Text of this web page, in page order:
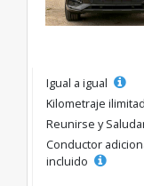
Igual a igual
Kilometraje
Reunirse y
Conductor
incluido